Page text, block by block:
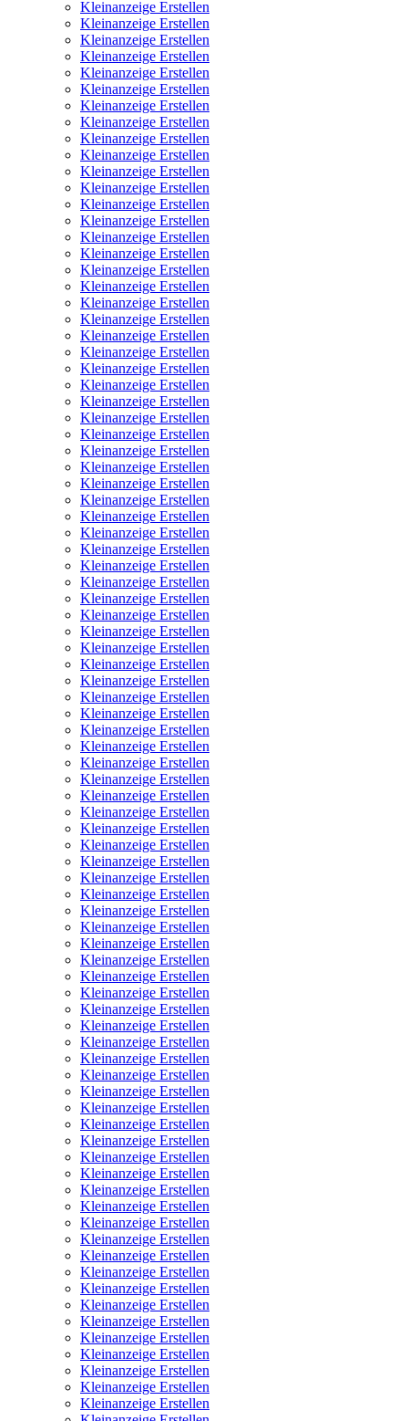
Kleinanzeige Erstellen
Kleinanzeige Erstellen
Kleinanzeige Erstellen
Kleinanzeige Erstellen
Kleinanzeige Erstellen
Kleinanzeige Erstellen
Kleinanzeige Erstellen
Kleinanzeige Erstellen
Kleinanzeige Erstellen
Kleinanzeige Erstellen
Kleinanzeige Erstellen
Kleinanzeige Erstellen
Kleinanzeige Erstellen
Kleinanzeige Erstellen
Kleinanzeige Erstellen
Kleinanzeige Erstellen
Kleinanzeige Erstellen
Kleinanzeige Erstellen
Kleinanzeige Erstellen
Kleinanzeige Erstellen
Kleinanzeige Erstellen
Kleinanzeige Erstellen
Kleinanzeige Erstellen
Kleinanzeige Erstellen
Kleinanzeige Erstellen
Kleinanzeige Erstellen
Kleinanzeige Erstellen
Kleinanzeige Erstellen
Kleinanzeige Erstellen
Kleinanzeige Erstellen
Kleinanzeige Erstellen
Kleinanzeige Erstellen
Kleinanzeige Erstellen
Kleinanzeige Erstellen
Kleinanzeige Erstellen
Kleinanzeige Erstellen
Kleinanzeige Erstellen
Kleinanzeige Erstellen
Kleinanzeige Erstellen
Kleinanzeige Erstellen
Kleinanzeige Erstellen
Kleinanzeige Erstellen
Kleinanzeige Erstellen
Kleinanzeige Erstellen
Kleinanzeige Erstellen
Kleinanzeige Erstellen
Kleinanzeige Erstellen
Kleinanzeige Erstellen
Kleinanzeige Erstellen
Kleinanzeige Erstellen
Kleinanzeige Erstellen
Kleinanzeige Erstellen
Kleinanzeige Erstellen
Kleinanzeige Erstellen
Kleinanzeige Erstellen
Kleinanzeige Erstellen
Kleinanzeige Erstellen
Kleinanzeige Erstellen
Kleinanzeige Erstellen
Kleinanzeige Erstellen
Kleinanzeige Erstellen
Kleinanzeige Erstellen
Kleinanzeige Erstellen
Kleinanzeige Erstellen
Kleinanzeige Erstellen
Kleinanzeige Erstellen
Kleinanzeige Erstellen
Kleinanzeige Erstellen
Kleinanzeige Erstellen
Kleinanzeige Erstellen
Kleinanzeige Erstellen
Kleinanzeige Erstellen
Kleinanzeige Erstellen
Kleinanzeige Erstellen
Kleinanzeige Erstellen
Kleinanzeige Erstellen
Kleinanzeige Erstellen
Kleinanzeige Erstellen
Kleinanzeige Erstellen
Kleinanzeige Erstellen
Kleinanzeige Erstellen
Kleinanzeige Erstellen
Kleinanzeige Erstellen
Kleinanzeige Erstellen
Kleinanzeige Erstellen
Kleinanzeige Erstellen